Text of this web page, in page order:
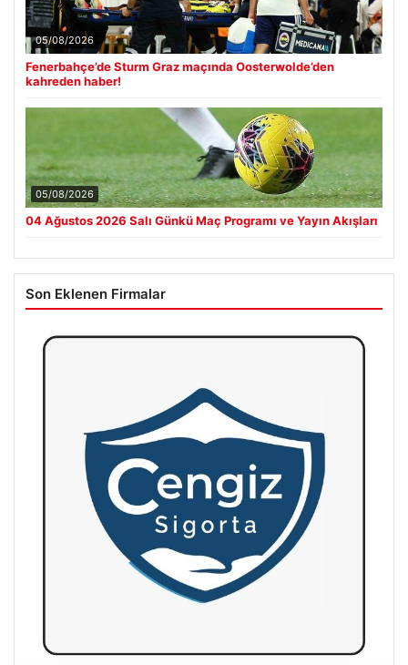
05/08/2026
Fenerbahçe’de Sturm Graz maçında Oosterwolde’den
kahreden haber!
05/08/2026
04 Ağustos 2026 Salı Günkü Maç Programı ve Yayın Akışları
Son Eklenen Firmalar